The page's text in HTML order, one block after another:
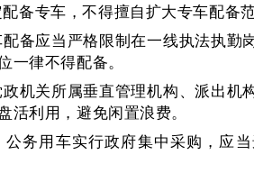
备专车，不得擅自扩大专车配备
备应当严格限制在一线执法执勤
一律不得配备。
机关所属垂直管理机构、派出机
活利用，避免闲置浪费。
务用车实行政府集中采购，应